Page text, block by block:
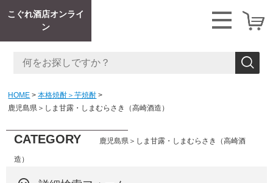
こぐれ酒店オンライ
ン
HOME
本格焼酎＞芋焼酎
鹿児島県＞しま甘露・しまむらさき（高崎酒造）
CATEGORY 鹿児島県＞しま甘露・しまむらさき（高崎酒
造）